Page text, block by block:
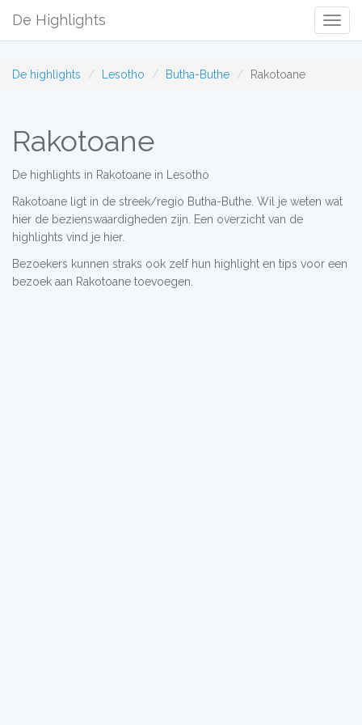
De Highlights
De highlights Lesotho Butha-Buthe Rakotoane
Rakotoane
De highlights in Rakotoane in Lesotho
Rakotoane ligt in de streek/regio Butha-Buthe. Wil je weten wat
hier de bezienswaardigheden zijn. Een overzicht van de
highlights vind je hier.
Bezoekers kunnen straks ook zelf hun highlight en tips voor een
bezoek aan Rakotoane toevoegen.